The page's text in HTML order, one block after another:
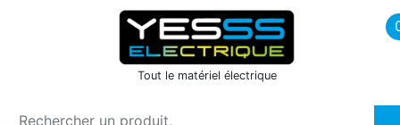
icon menu burger
Tout le matériel électrique